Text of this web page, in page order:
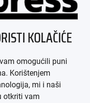
KOLAČIĆE
omogućili puni
Korištenjem
mi i naši
otkriti vam